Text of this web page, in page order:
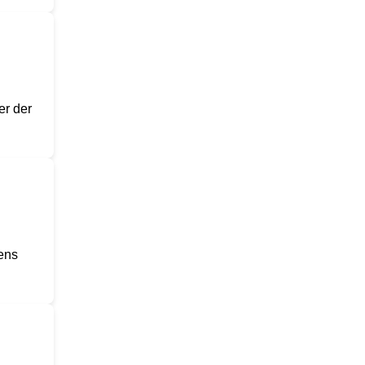
der